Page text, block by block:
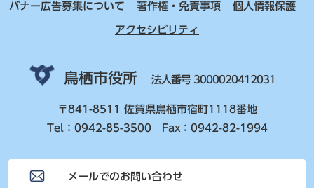
バナー広告募集について 著作権・免責事項 個人情報保護
アクセシビリティ
鳥栖市役所 法人番号 3000020412031
〒841-8511 佐賀県鳥栖市宿町1118番地
Tel：0942-85-3500 Fax：0942-82-1994
メールでのお問い合わせ